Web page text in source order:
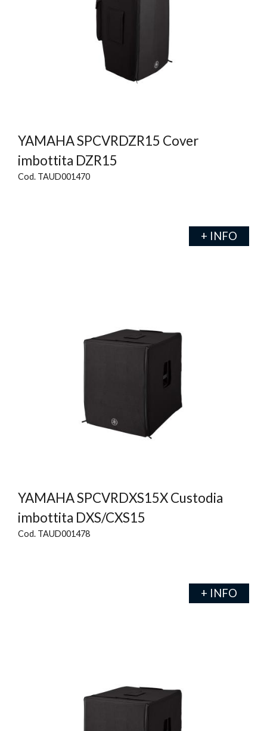
YAMAHA SPCVRDZR15 Cover
imbottita DZR15
Cod. TAUD001470
+ INFO
YAMAHA SPCVRDXS15X Custodia
imbottita DXS/CXS15
Cod. TAUD001478
+ INFO